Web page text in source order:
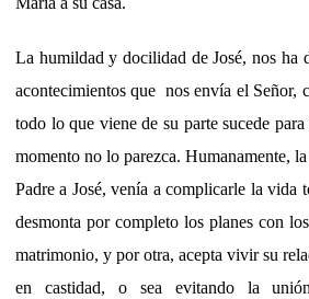
La humildad y docilidad de José, nos ha
acontecimientos que nos envía el Señor,
todo lo que viene de su parte sucede
momento no lo parezca. Humanamente,
Padre a José, venía a complicarle la vida
desmonta por completo los planes con
matrimonio, y por otra, acepta vivir su
en castidad, o sea evitando la